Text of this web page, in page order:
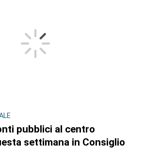
pubblici al centro
settimana in Consiglio